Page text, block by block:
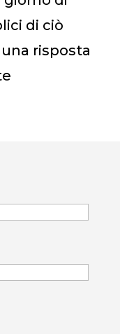
di ciò
risposta